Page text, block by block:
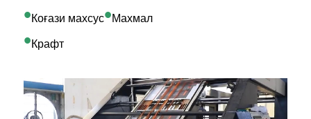
•Коғази махсус•Махмал
•Крафт